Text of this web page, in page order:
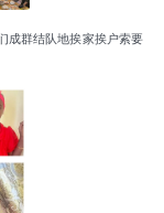
成群结队地挨家挨户索要